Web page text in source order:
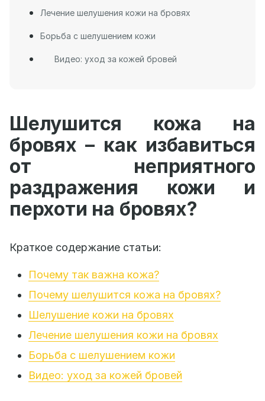
Лечение шелушения кожи на бровях
Борьба с шелушением кожи
Видео: уход за кожей бровей
Шелушится кожа на
бровях – как избавиться
от неприятного
раздражения кожи и
перхоти на бровях?
Краткое содержание статьи:
Почему так важна кожа?
Почему шелушится кожа на бровях?
Шелушение кожи на бровях
Лечение шелушения кожи на бровях
Борьба с шелушением кожи
Видео: уход за кожей бровей